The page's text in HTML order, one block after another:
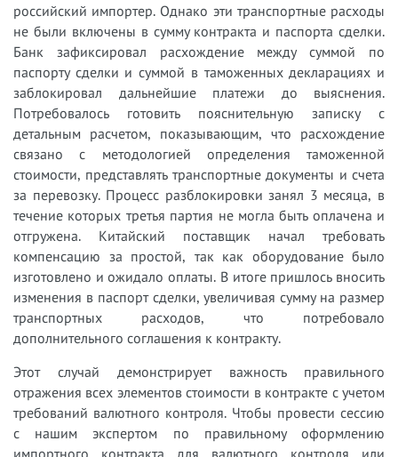
российский импортер. Однако эти транспортные расходы
не были включены в сумму контракта и паспорта сделки.
Банк зафиксировал расхождение между суммой по
паспорту сделки и суммой в таможенных декларациях и
заблокировал дальнейшие платежи до выяснения.
Потребовалось готовить пояснительную записку с
детальным расчетом, показывающим, что расхождение
связано с методологией определения таможенной
стоимости, представлять транспортные документы и счета
за перевозку. Процесс разблокировки занял 3 месяца, в
течение которых третья партия не могла быть оплачена и
отгружена. Китайский поставщик начал требовать
компенсацию за простой, так как оборудование было
изготовлено и ожидало оплаты. В итоге пришлось вносить
изменения в паспорт сделки, увеличивая сумму на размер
транспортных расходов, что потребовало
дополнительного соглашения к контракту.
Этот случай демонстрирует важность правильного
отражения всех элементов стоимости в контракте с учетом
требований валютного контроля. Чтобы провести сессию
с нашим экспертом по правильному оформлению
импортного контракта для валютного контроля или